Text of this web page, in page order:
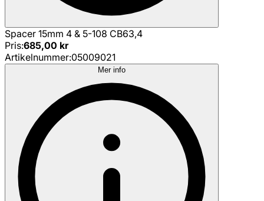
Spacer 15mm 4 & 5-108 CB63,4
Pris:685,00 kr
Artikelnummer:05009021
Mer info